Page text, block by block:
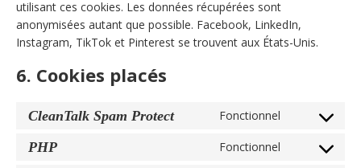
utilisant ces cookies. Les données récupérées sont
anonymisées autant que possible. Facebook, LinkedIn,
Instagram, TikTok et Pinterest se trouvent aux États-Unis.
6. Cookies placés
CleanTalk Spam Protect Fonctionnel
Consent
service
PHP Fonctionnel
Consent